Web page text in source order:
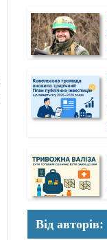
Від авторів: